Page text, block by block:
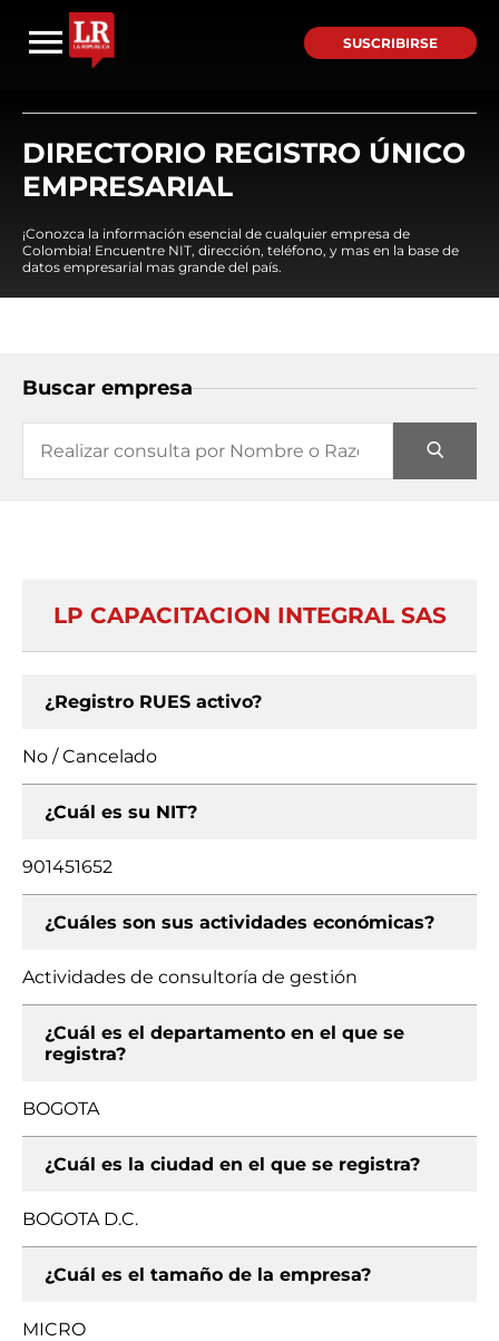
SUSCRIBIRSE
DIRECTORIO REGISTRO ÚNICO
EMPRESARIAL
¡Conozca la información esencial de cualquier empresa de
Colombia! Encuentre NIT, dirección, teléfono, y mas en la base de
datos empresarial mas grande del país.
Buscar empresa
LP CAPACITACION INTEGRAL SAS
¿Registro RUES activo?
No / Cancelado
¿Cuál es su NIT?
901451652
¿Cuáles son sus actividades económicas?
Actividades de consultoría de gestión
¿Cuál es el departamento en el que se
registra?
BOGOTA
¿Cuál es la ciudad en el que se registra?
BOGOTA D.C.
¿Cuál es el tamaño de la empresa?
MICRO